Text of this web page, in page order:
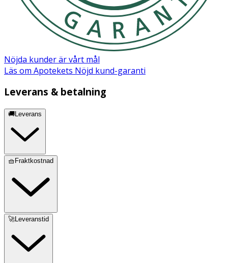
Nöjda kunder är vårt mål
Läs om Apotekets Nöjd kund-garanti
Leverans & betalning
🚚Leverans
🧺Fraktkostnad
🚀Leveranstid